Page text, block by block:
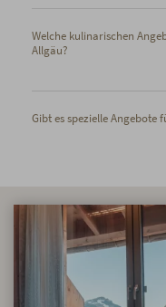
Welche kulinarischen
Allgäu?
Gibt es spezielle Angebote